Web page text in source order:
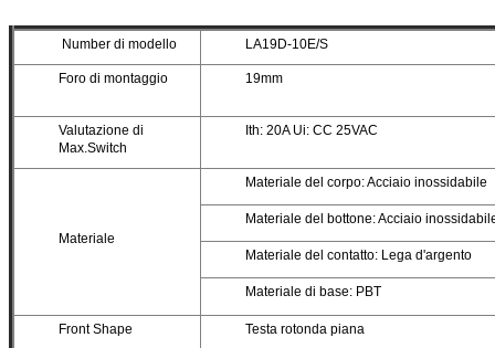
Number di modello LA19D-10E/S
Foro di montaggio 19mm
Valutazione di
Max.Switch
Ith: 20A Ui: CC 25VAC
Materiale
Materiale del corpo: Acciaio inossidabile
Materiale del bottone: Acciaio
Materiale del contatto: Lega d'argento
Materiale di base: PBT
Front Shape Testa rotonda piana